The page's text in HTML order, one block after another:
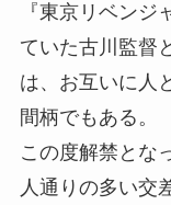
『東京リベン
ていた古川監督
は、お互いに人
間柄でもある。
この度解禁とな
人通りの多い交